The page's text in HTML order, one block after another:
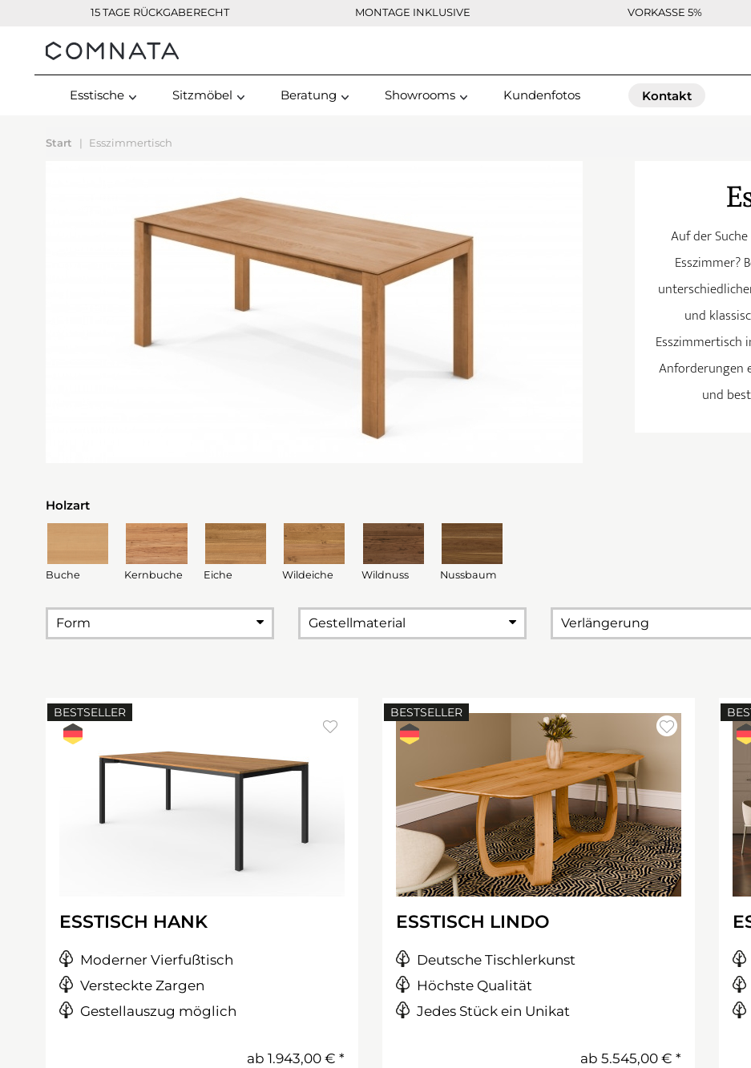
15 TAGE RÜCKGABERECHT MONTAGE INKLUSIVE VORKASSE 5%
Kontakt
Esstische Sitzmöbel Beratung Showrooms Kundenfotos Kontakt
Start Esszimmertisch
Auf der
Esszimmer?
und
Esszimmertisch
Anforderungen
und
Holzart
Buche Kernbuche Eiche Wildeiche Wildnuss Nussbaum
Form Gestellmaterial Verlängerung
BESTSELLER
ESSTISCH HANK
Moderner Vierfußtisch
Versteckte Zargen
Gestellauszug möglich
ab 1.943,00 €
BESTSELLER
ESSTISCH LINDO
Deutsche Tischlerkunst
Höchste Qualität
Jedes Stück ein Unikat
ab 5.545,00 €